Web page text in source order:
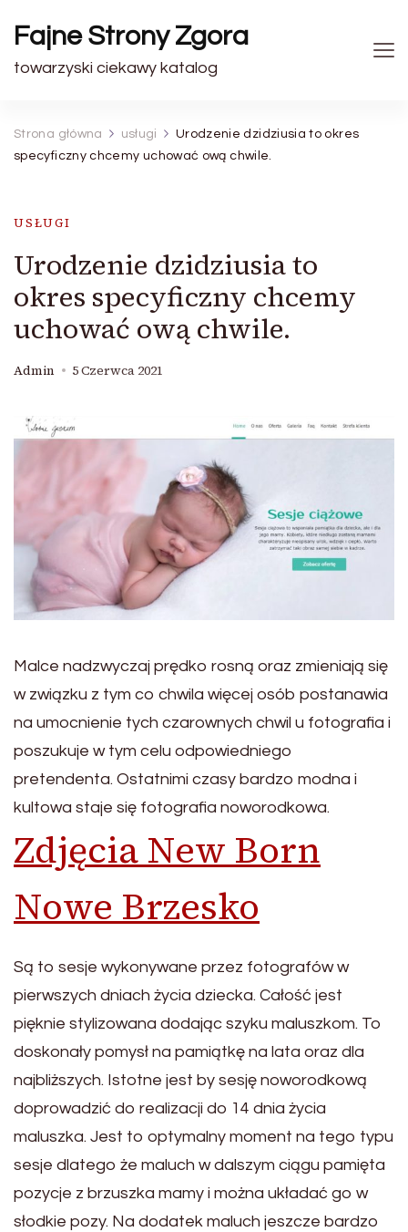
Fajne Strony Zgora
towarzyski ciekawy katalog
Strona główna usługi
Urodzenie dzidziusia to okres
specyficzny chcemy uchować ową chwile.
USŁUGI
Urodzenie dzidziusia to
okres specyficzny chcemy
uchować ową chwile.
Admin 5 Czerwca 2021
Malce nadzwyczaj prędko rosną oraz zmieniają się
w związku z tym co chwila więcej osób postanawia
na umocnienie tych czarownych chwil u fotografia i
poszukuje w tym celu odpowiedniego
pretendenta. Ostatnimi czasy bardzo modna i
kultowa staje się fotografia noworodkowa.
Zdjęcia New Born
Nowe Brzesko
Są to sesje wykonywane przez fotografów w
pierwszych dniach życia dziecka. Całość jest
pięknie stylizowana dodając szyku maluszkom. To
doskonały pomysł na pamiątkę na lata oraz dla
najbliższych. Istotne jest by sesję noworodkową
doprowadzić do realizacji do 14 dnia życia
maluszka. Jest to optymalny moment na tego typu
sesje dlatego że maluch w dalszym ciągu pamięta
pozycje z brzuszka mamy i można układać go w
słodkie pozy. Na dodatek maluch jeszcze bardzo